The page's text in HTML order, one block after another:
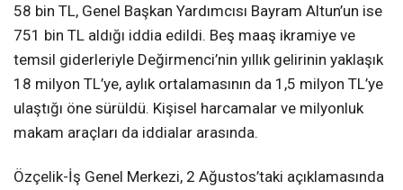
58 bin TL, Genel Başkan Yardımcısı Bayram Altun’un ise
751 bin TL aldığı iddia edildi. Beş maaş ikramiye ve
temsil giderleriyle Değirmenci’nin yıllık gelirinin yaklaşık
18 milyon TL’ye, aylık ortalamasının da 1,5 milyon TL’ye
ulaştığı öne sürüldü. Kişisel harcamalar ve milyonluk
makam araçları da iddialar arasında.
Özçelik-İş Genel Merkezi, 2 Ağustos’taki açıklamasında